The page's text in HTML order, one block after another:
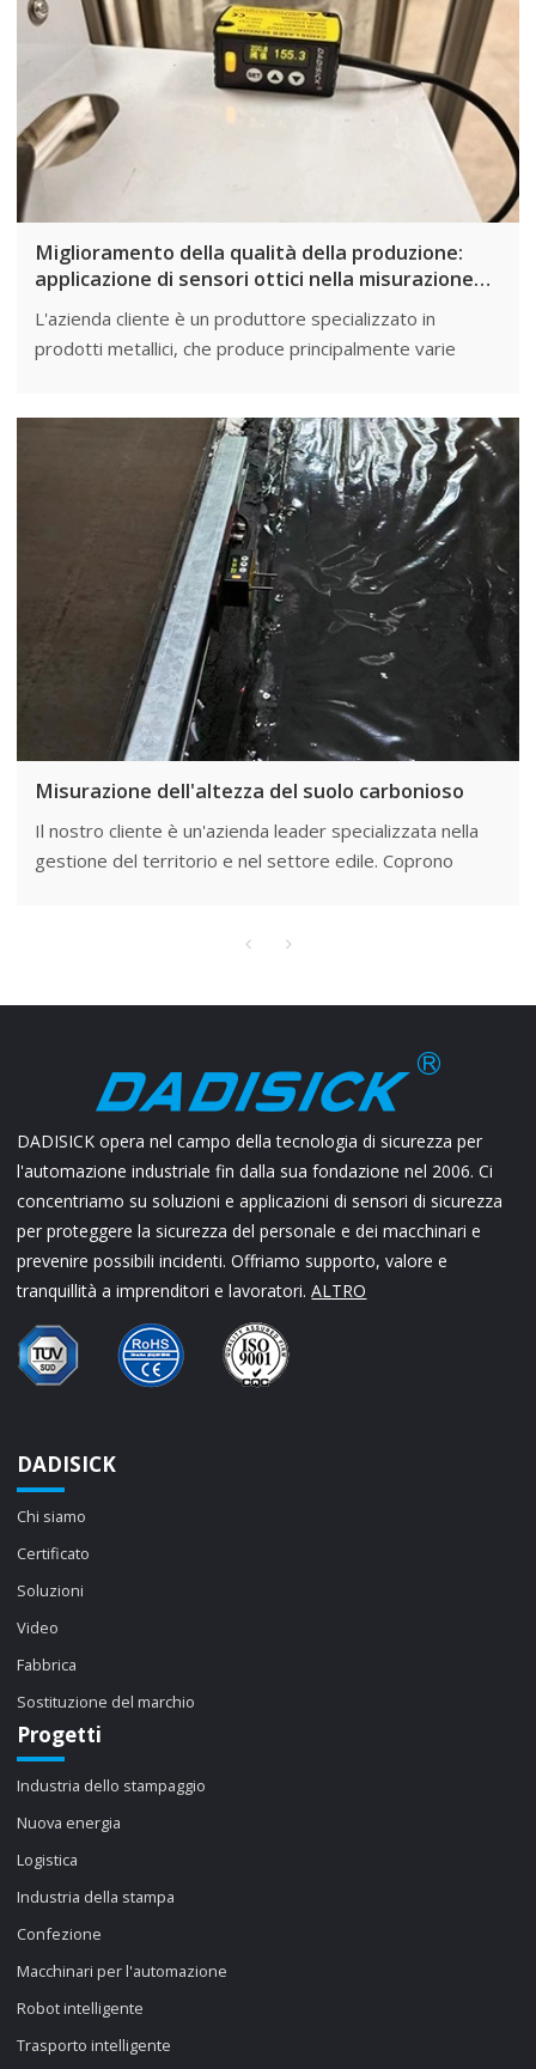
Miglioramento della qualità della produzione:
applicazione di sensori ottici nella misurazione
L'azienda cliente è un produttore specializzato in
prodotti metallici, che produce principalmente varie
produzione automobilistica e della lavorazione
meccanica. Si sono impegnati a migliorare la qualità dei
loro prodotti, garantendo che lo spessore di tutte le
lamiere di ferro rientri negli intervalli specificati.
Misurazione dell'altezza del suolo carbonioso
Il nostro cliente è un'azienda leader specializzata nella
gestione del territorio e nel settore edile. Coprono
misurazione accurata ed efficiente dell'altezza del suolo
dell'implementazione del progetto.
DADISICK opera nel campo della tecnologia di sicurezza per
l'automazione industriale fin dalla sua fondazione nel 2006. Ci
concentriamo su soluzioni e applicazioni di sensori di sicurezza
per proteggere la sicurezza del personale e dei macchinari e
prevenire possibili incidenti. Offriamo supporto, valore e
tranquillità a imprenditori e lavoratori.ALTRO
DADISICK
Chi siamo
Certificato
Soluzioni
Video
Fabbrica
Sostituzione del marchio
Progetti
Industria dello stampaggio
Nuova energia
Logistica
Industria della stampa
Confezione
Macchinari per l'automazione
Robot intelligente
Trasporto intelligente